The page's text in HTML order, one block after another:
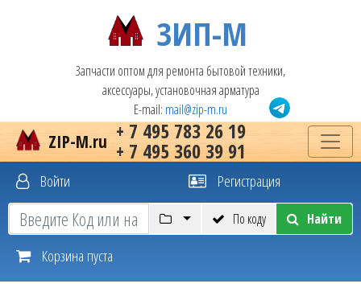
ЗИП-М
Запчасти оптом для ремонта бытовой техники,
аксессуары, установочная арматура
E-mail: mail@zip-m.ru
+ 7 495 783 26 19
+ 7 495 360 39 91
ZIP-M.ru
Войти Регистрация
По коду Найти
Корзина пуста